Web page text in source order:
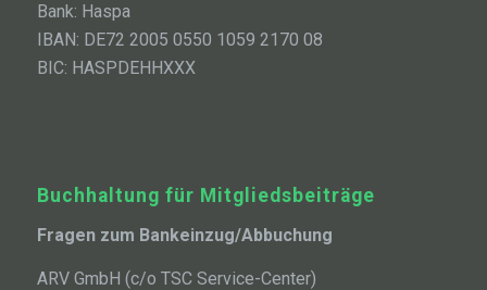
Bank: Haspa
IBAN: DE72 2005 0550 1059 2170 08
BIC: HASPDEHHXXX
Buchhaltung für Mitgliedsbeiträge
Fragen zum Bankeinzug/Abbuchung
ARV GmbH (c/o TSC Service-Center)